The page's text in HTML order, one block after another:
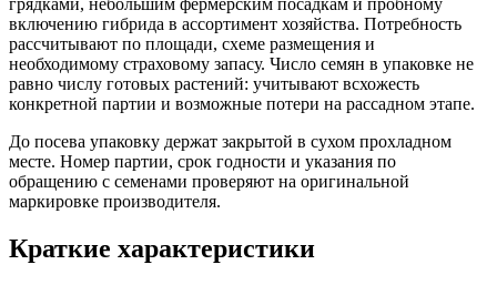
грядками, небольшим фермерским посадкам и пробному
включению гибрида в ассортимент хозяйства. Потребность
рассчитывают по площади, схеме размещения и
необходимому страховому запасу. Число семян в упаковке не
равно числу готовых растений: учитывают всхожесть
конкретной партии и возможные потери на рассадном этапе.
До посева упаковку держат закрытой в сухом прохладном
месте. Номер партии, срок годности и указания по
обращению с семенами проверяют на оригинальной
маркировке производителя.
Краткие характеристики